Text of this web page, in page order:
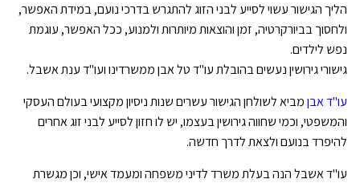
הליך הגישור עשוי לסייע לבני הזוג להתגרש בדרכי נועם, במידת האפשר,
ולחסוך בביורקרטיה, זמן והוצאות מיותרות ולמנוע, ככל האפשר, עוגמת
נפש לילדים.
גישורי גירושין נעשים בהובלת עו"ד טל אבן ממשרדינו ועו"ד ענת אשבל.
עו"ד אבןמביא לשולחן הגישור עשרים שנות ניסיון מקצועי בעולם העסקי
והמשפטי, וכמי שחווה גירושין בעצמו, יש לו חזון לסייע לבני זוג אחרים
להיפרד בנועם ולצאת לדרך חדשה.
עו"ד אשבל הנה בעלת משרד לדיני משפחה ומעמד אישי, וכן מגשרת